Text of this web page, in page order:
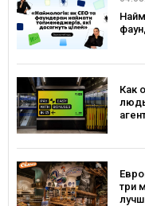
Как
три